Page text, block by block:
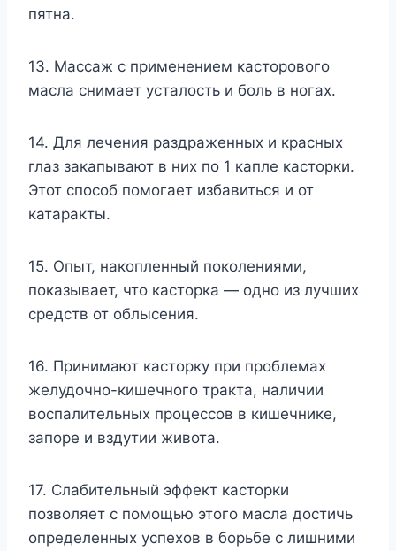
пятна.
13. Массаж с применением касторового
масла снимает усталость и боль в ногах.
14. Для лечения раздраженных и красных
глаз закапывают в них по 1 капле касторки.
Этот способ помогает избавиться и от
катаракты.
15. Опыт, накопленный поколениями,
показывает, что касторка — одно из лучших
средств от облысения.
16. Принимают касторку при проблемах
желудочно-кишечного тракта, наличии
воспалительных процессов в кишечнике,
запоре и вздутии живота.
17. Слабительный эффект касторки
позволяет с помощью этого масла достичь
определенных успехов в борьбе с лишними